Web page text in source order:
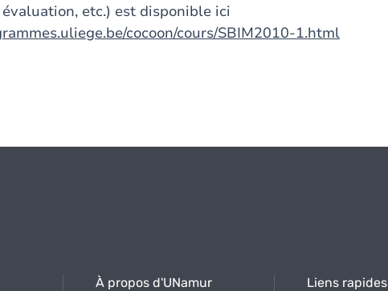
etc.) est disponible ici
cocoon/cours/SBIM2010-1.html
À propos d'UNamur Liens rapides